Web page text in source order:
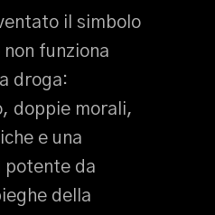
il simbolo
funziona
droga:
doppie morali,
e una
potente da
della